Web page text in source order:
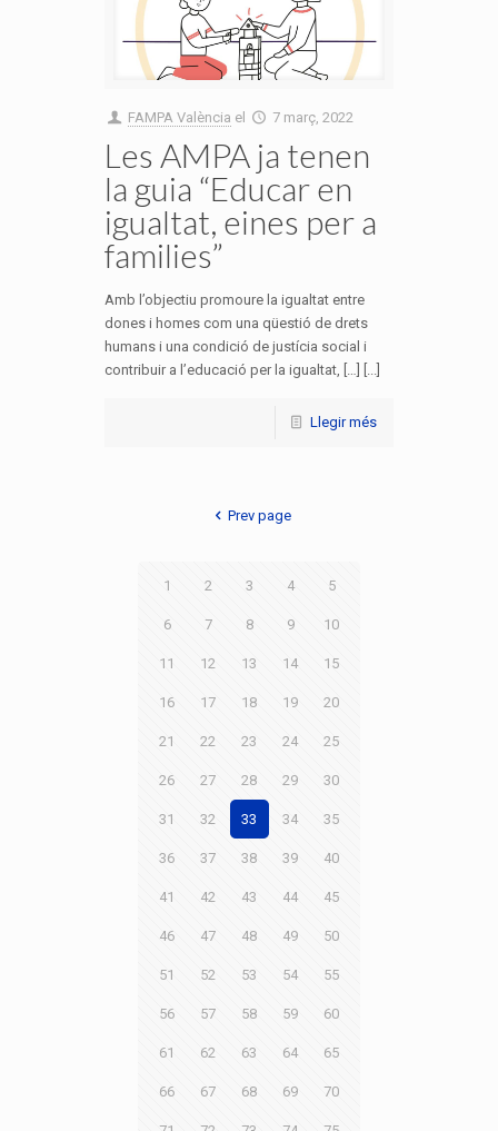
FAMPA València el 7 març, 2022
Les AMPA ja tenen
la guia “Educar en
igualtat, eines per a
families”
Amb l’objectiu promoure la igualtat entre
dones i homes com una qüestió de drets
humans i una condició de justícia social i
contribuir a l’educació per la igualtat, […] [...]
Llegir més
Prev page
1 2 3 4 5
6 7 8 9 10
11 12 13 14 15
16 17 18 19 20
21 22 23 24 25
26 27 28 29 30
31 32 33 34 35
36 37 38 39 40
41 42 43 44 45
46 47 48 49 50
51 52 53 54 55
56 57 58 59 60
61 62 63 64 65
66 67 68 69 70